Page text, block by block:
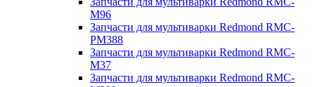
M96
Запчасти для мультиварки Redmond RMC-
PM388
Запчасти для мультиварки Redmond RMC-
M37
Запчасти для мультиварки Redmond RMC-